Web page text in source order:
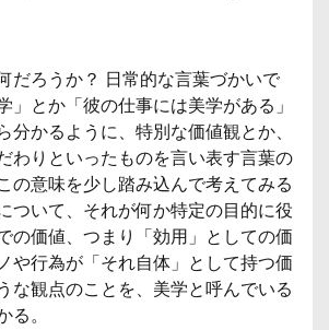
だろうか？ 日常的な言葉づかいで
とか「彼の仕事には美学がある」
分かるように、特別な価値観とか、
わりといったものを言い表す言葉の
の意味を少し踏み込んで考えてみる
ついて、それが何か特定の目的に役
の価値、つまり「効用」としての価
や行為が「それ自体」として持つ価
な観点のことを、美学と呼んでいる
る。